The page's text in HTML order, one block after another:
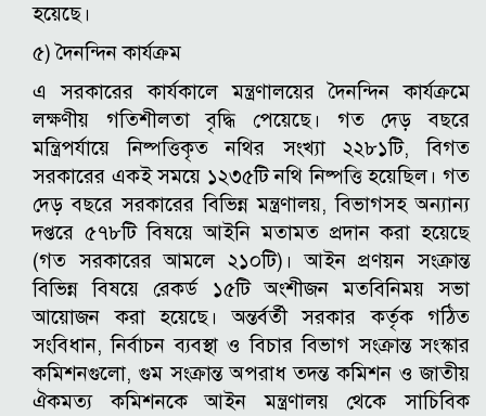
হয়েছে।
৫) দৈনন্দিন কার্যক্রম
এ সরকারের কার্যকালে মন্ত্রণালয়ের দৈনন্দিন কার্যক্রমে
লক্ষণীয় গতিশীলতা বৃদ্ধি পেয়েছে। গত দেড় বছরে
মন্ত্রিপর্যায়ে নিষ্পত্তিকৃত নথির সংখ্যা ২২৮১টি, বিগত
সরকারের একই সময়ে ১২৩৫টি নথি নিষ্পত্তি হয়েছিল। গত
দেড় বছরে সরকারের বিভিন্ন মন্ত্রণালয়, বিভাগসহ অন্যান্য
দপ্তরে ৫৭৮টি বিষয়ে আইনি মতামত প্রদান করা হয়েছে
(গত সরকারের আমলে ২১০টি)। আইন প্রণয়ন সংক্রান্ত
বিভিন্ন বিষয়ে রেকর্ড ১৫টি অংশীজন মতবিনিময় সভা
আয়োজন করা হয়েছে। অন্তর্বর্তী সরকার কর্তৃক গঠিত
সংবিধান, নির্বাচন ব্যবস্থা ও বিচার বিভাগ সংক্রান্ত সংস্কার
কমিশনগুলো, গুম সংক্রান্ত অপরাধ তদন্ত কমিশন ও জাতীয়
ঐকমত্য কমিশনকে আইন মন্ত্রণালয় থেকে সাচিবিক